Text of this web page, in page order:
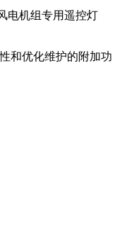
电机组专用遥控灯
和优化维护的附加功